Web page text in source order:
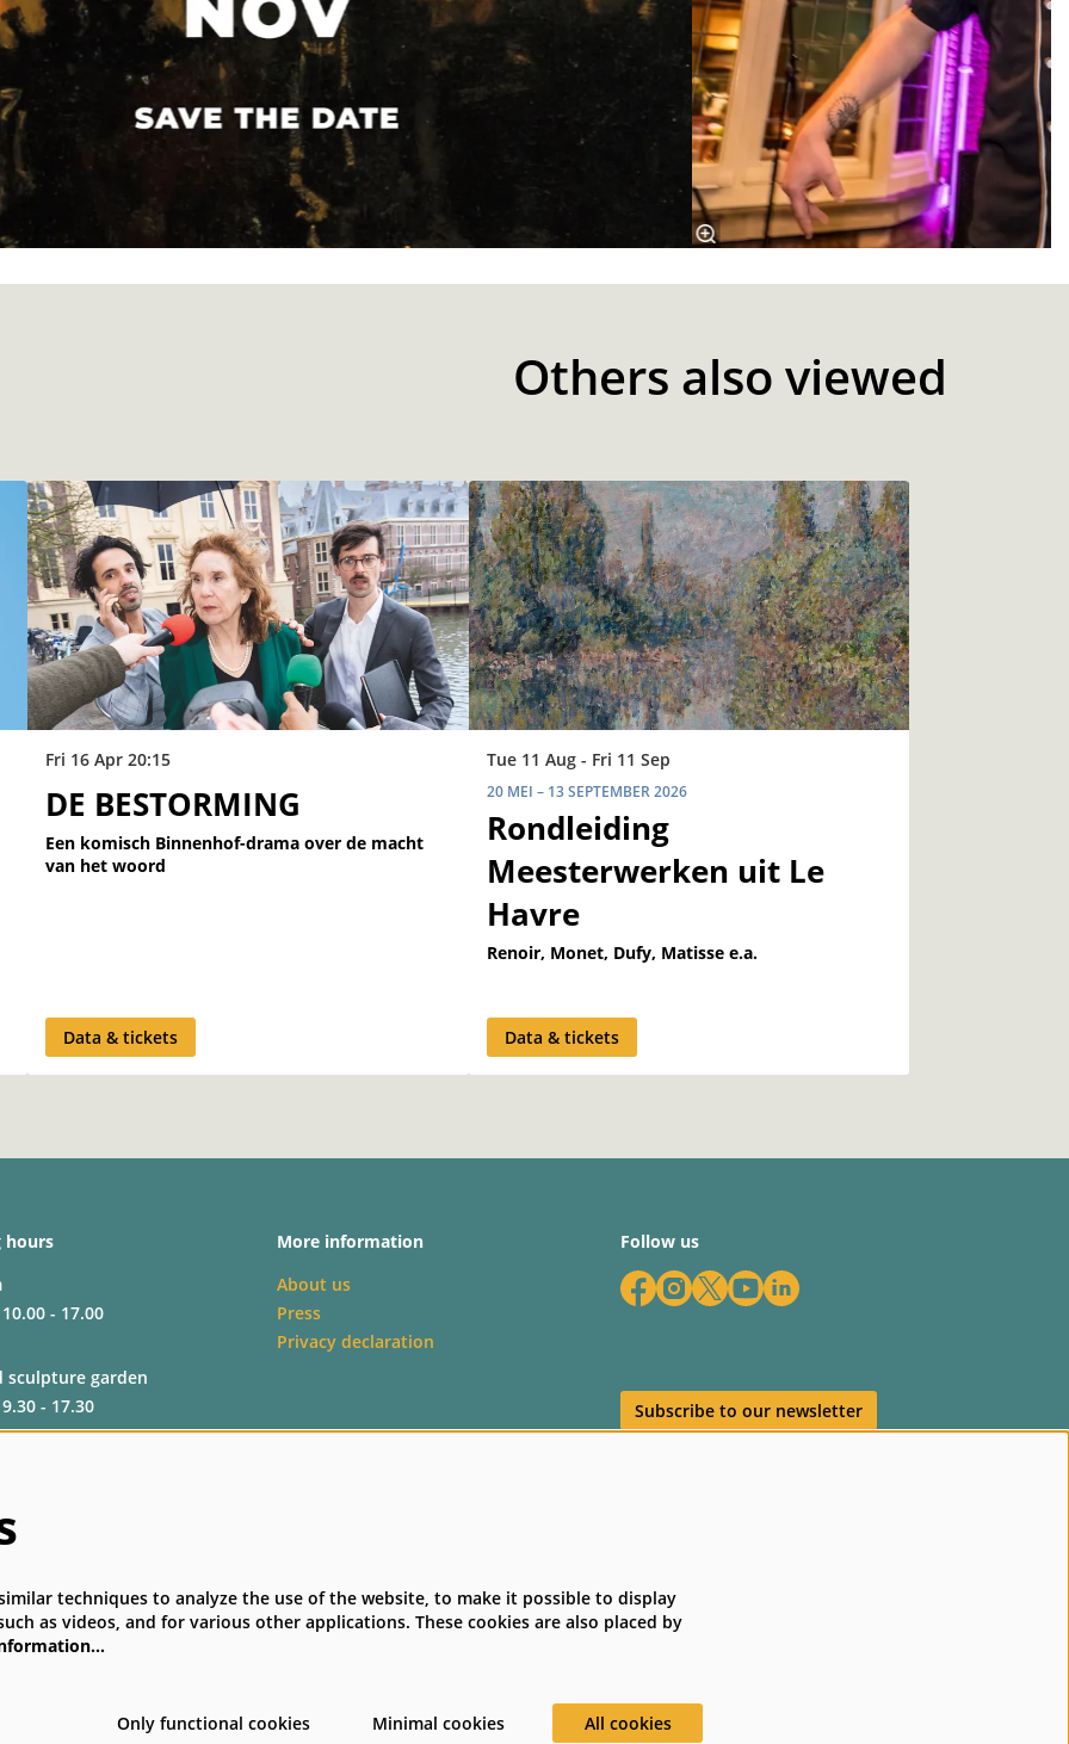
Others also viewed
DE BESTORMING
Een komisch Binnenhof-drama over de macht
van het woord
Fri 16 Apr20:15
Data & tickets
Rondleiding
Meesterwerken uit Le
Havre
Renoir, Monet, Dufy, Matisse e.a.
20 MEI – 13 SEPTEMBER 2026
Tue 11 Aug - Fri 11 Sep
Data & tickets
hours
- 17.00
sculpture garden
- 17.30
- 17.00
More information
About us
Press
Privacy declaration
Follow us
Subscribe to our newsletter
techniques to analyze the use of the website, to make it possible to display
as videos, and for various other applications. These cookies are also placed by
Only functional cookies Minimal cookies All cookies